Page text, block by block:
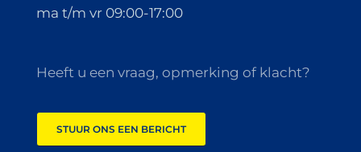
ma t/m vr 09:00-17:00
Heeft u een vraag, opmerking of klacht?
STUUR ONS EEN BERICHT